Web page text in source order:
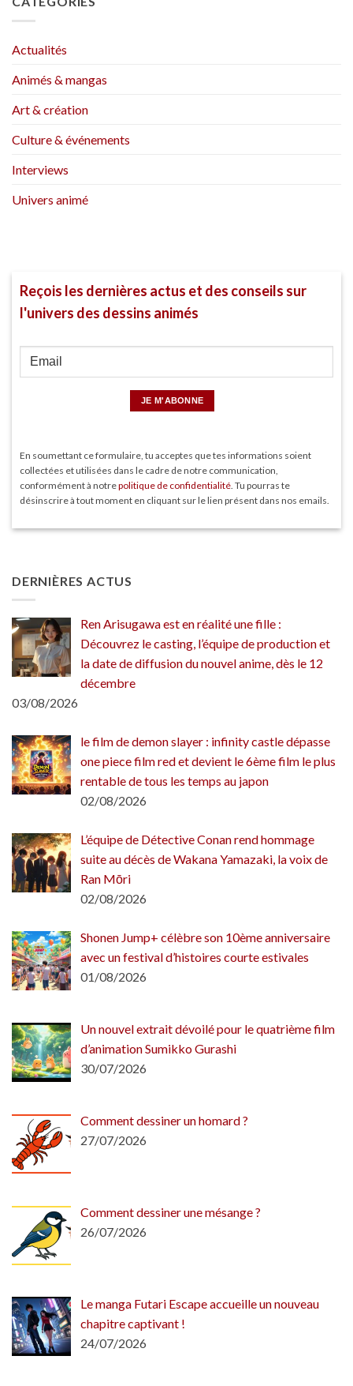
Actualités
Animés & mangas
Art & création
Culture & événements
Interviews
Univers animé
Reçois les dernières actus et des conseils sur
l'univers des dessins animés
En soumettant ce formulaire, tu acceptes que tes informations soient
collectées et utilisées dans le cadre de notre communication,
conformément à notrepolitique de confidentialité. Tu pourras te
désinscrire à tout moment en cliquant sur le lien présent dans nos emails.
DERNIÈRES ACTUS
Ren Arisugawa est en réalité une fille :
Découvrez le casting, l’équipe de production et
la date de diffusion du nouvel anime, dès le 12
décembre
03/08/2026
le film de demon slayer : infinity castle dépasse
one piece film red et devient le 6ème film le plus
rentable de tous les temps au japon
02/08/2026
L’équipe de Détective Conan rend hommage
suite au décès de Wakana Yamazaki, la voix de
Ran Mōri
02/08/2026
Shonen Jump+ célèbre son 10ème anniversaire
avec un festival d’histoires courte estivales
01/08/2026
Un nouvel extrait dévoilé pour le quatrième film
d’animation Sumikko Gurashi
30/07/2026
Comment dessiner un homard ?
27/07/2026
Comment dessiner une mésange ?
26/07/2026
Le manga Futari Escape accueille un nouveau
chapitre captivant !
24/07/2026